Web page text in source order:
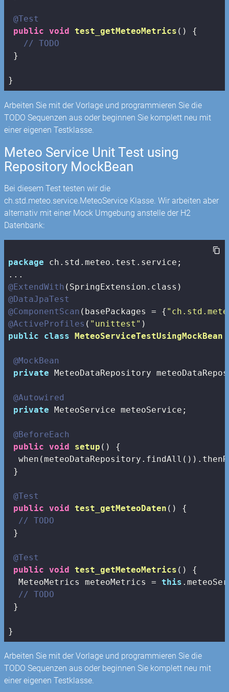
@Test
public void test_getMeteoMetrics ()
{
// TODO
}
}
Arbeiten Sie mit der Vorlage und programmieren Sie die
TODO Sequenzen aus oder beginnen Sie komplett neu mit
einer eigenen Testklasse.
Meteo Service Unit Test using
Repository MockBean
Bei diesem Test testen wir die
ch.std.meteo.service.MeteoService Klasse. Wir arbeiten aber
alternativ mit einer Mock Umgebung anstelle der H2
Datenbank:
package ch.std.meteo.test.service;
@ExtendWith
@DataJpaTest
@ComponentScan (basePackages = {
@ActiveProfiles ( "unittest"
public
class MeteoServiceTestUsingMockBean
@MockBean
private MeteoDataRepository
@Autowired
private MeteoService meteoService;
@BeforeEach
public void setup ()
{
}
@Test
public void test_getMeteoDaten ()
{
// TODO
}
@Test
public void test_getMeteoMetrics ()
{
  MeteoMetrics meteoMetrics =
this
// TODO
}
}
Arbeiten Sie mit der Vorlage und programmieren Sie die
TODO Sequenzen aus oder beginnen Sie komplett neu mit
einer eigenen Testklasse.